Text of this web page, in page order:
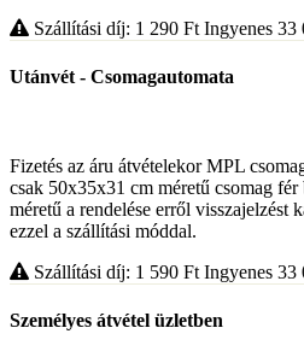
Szállítási díj: 1 290 Ft Ingyenes 33
Utánvét - Csomagautomata
Fizetés az áru átvételekor MPL
csak 50x35x31 cm méretű csomag
méretű a rendelése erről visszajelzést
ezzel a szállítási móddal.
Szállítási díj: 1 590 Ft Ingyenes 33
Személyes átvétel üzletben